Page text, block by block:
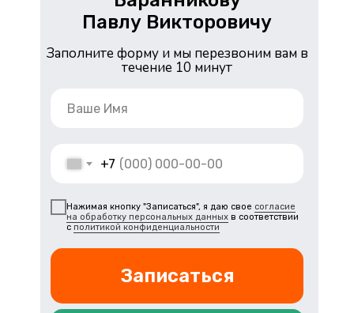
+7
Нажимая кнопку "Записаться", я даю свое согласие
на обработку персональных данных в соответствии
с политикой конфиденциальности
Записаться
Заполните форму и мы перезвоним вам в
течение 10 минут
Павлу Викторовичу